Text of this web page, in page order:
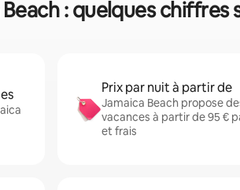
: quelques chiffres
Prix par nuit à partir de
Jamaica Beach propose
vacances à partir de 95 €
et frais